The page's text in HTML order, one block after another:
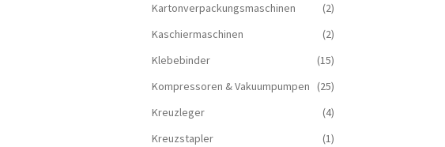
Kartonverpackungsmaschinen
(2)
Kaschiermaschinen
(2)
Klebebinder
(15)
Kompressoren & Vakuum­pumpen
(25)
Kreuzleger
(4)
Kreuzstapler
(1)